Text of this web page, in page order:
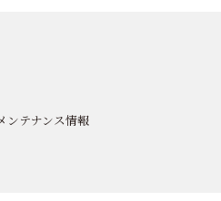
ンテナンス情報